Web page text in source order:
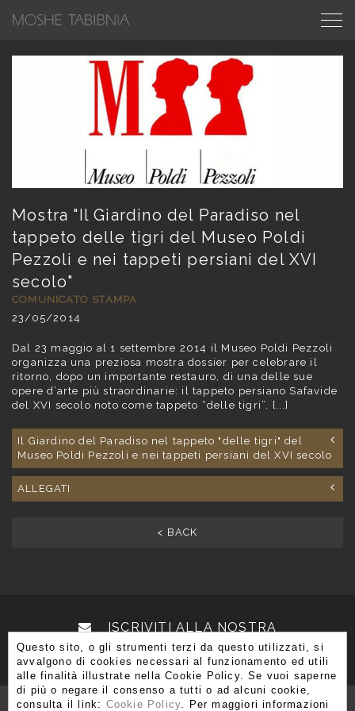
Mostra "Il Giardino del Paradiso nel
tappeto delle tigri del Museo Poldi
Pezzoli e nei tappeti persiani del XVI
secolo"
COMUNICATO STAMPA
23/05/2014
Dal 23 maggio al 1 settembre 2014 il Museo Poldi Pezzoli
organizza una preziosa mostra dossier per celebrare il
ritorno, dopo un importante restauro, di una delle sue
opere d’arte più straordinarie: il tappeto persiano Safavide
del XVI secolo noto come tappeto “delle tigri”. [...]
Il Giardino del Paradiso nel tappeto "delle tigri" del
Museo Poldi Pezzoli e nei tappeti persiani del XVI secolo
ALLEGATI
< BACK
ISCRIVITI ALLA NOSTRA
NEWSLETTER
Questo sito, o gli strumenti terzi da questo utilizzati, si
avvalgono di cookies necessari al funzionamento ed utili
alle finalità illustrate nella Cookie Policy. Se vuoi saperne
di più o negare il consenso a tutti o ad alcuni cookie,
consulta il link: Cookie Policy. Per maggiori informazioni